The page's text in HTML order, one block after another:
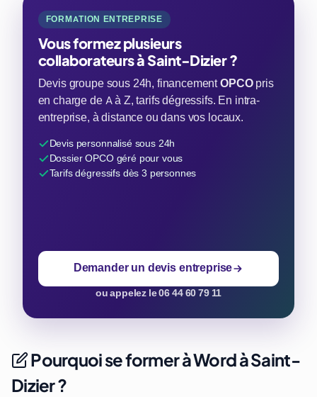
FORMATION ENTREPRISE
Vous formez plusieurs
collaborateurs à Saint-Dizier ?
Devis groupe sous 24h, financementOPCOpris
en charge de A à Z, tarifs dégressifs. En intra-
entreprise, à distance ou dans vos locaux.
Devis personnalisé sous 24h
Dossier OPCO géré pour vous
Tarifs dégressifs dès 3 personnes
Demander un devis entreprise
ou appelez le 06 44 60 79 11
Pourquoi se former à Word à Saint-
Dizier ?